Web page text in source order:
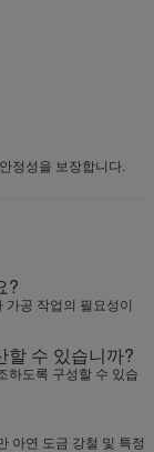
정성을 보장합니다.
?
가공 작업의 필요성이
할 수 있습니까?
하도록 구성할 수 있습
아연 도금 강철 및 특정